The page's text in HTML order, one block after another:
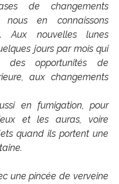
de changements
nous en connaissons
Aux nouvelles lunes
jours par mois qui
des opportunités de
aux changements
en fumigation, pour
et les auras, voire
quand ils portent une
une pincée de verveine